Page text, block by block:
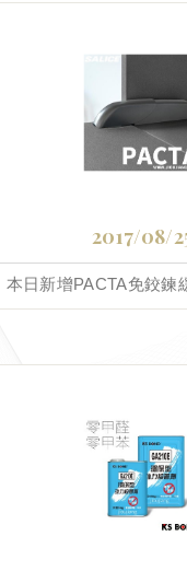
2017/08/
本日新增PACTA免鉸鍊